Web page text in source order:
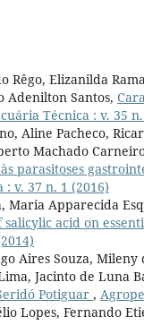
Elizanilda
Santos,
Técnica : v. 35
Aline Pacheco,
Machado
parasitoses
v. 37 n. 1 (2016)
Apparecida
salicylic acid on
Aires Souza,
Jacinto de Luna
Potiguar ,
Lopes, Fernando